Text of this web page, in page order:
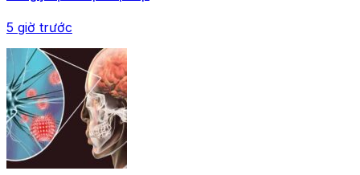
5 giờ trước